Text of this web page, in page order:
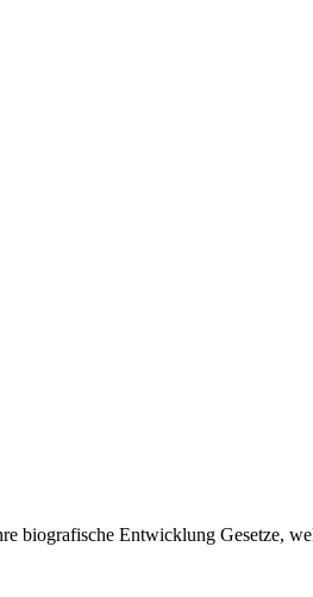
biografische Entwicklung Gesetze,